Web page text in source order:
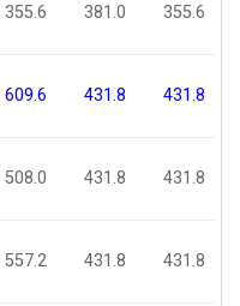
355.6 381.0 355.6
609.6 431.8 431.8
508.0 431.8 431.8
557.2 431.8 431.8